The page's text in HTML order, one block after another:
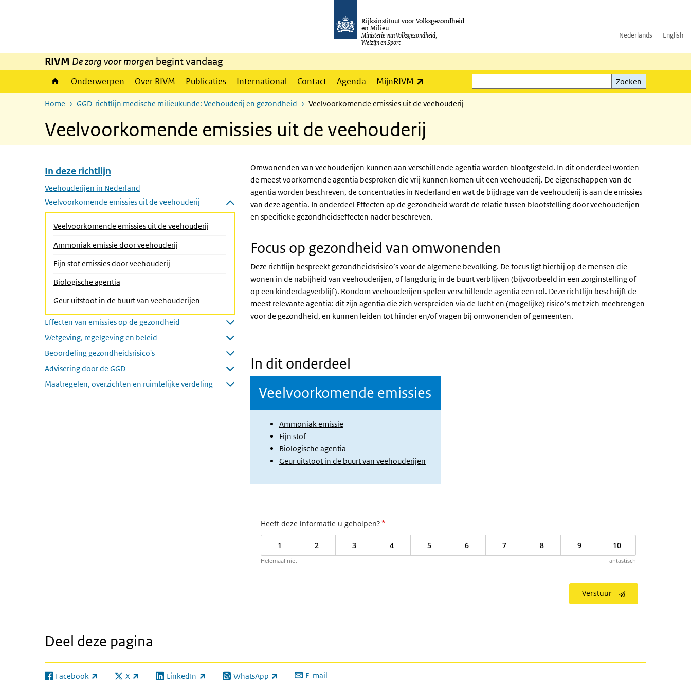
Rijksinstituut voor Volksgezondheid
en Milieu
Ministerie van Volksgezondheid,
Welzijn en Sport
Nederlands English
RIVM De zorg voor morgen begint vandaag
Onderwerpen Over RIVM Publicaties International Contact Agenda MijnRIVM
Zoeken
Zoeken
Home GGD-richtlijn medische milieukunde: Veehouderij en gezondheid Veelvoorkomende emissies uit de veehouderij
Veelvoorkomende emissies uit de veehouderij
Overslaan menu In deze richtlijn
In deze richtlijn
Veehouderijen in Nederland
Veelvoorkomende emissies uit de veehouderij
Submenu sluiten
Veelvoorkomende emissies uit de veehouderij
Ammoniak emissie door veehouderij
Fijn stof emissies door veehouderij
Biologische agentia
Geur uitstoot in de buurt van veehouderijen
Effecten van emissies op de gezondheid
Submenu openen
Wetgeving, regelgeving en beleid
Submenu openen
Beoordeling gezondheidsrisico's
Submenu openen
Advisering door de GGD
Submenu openen
Maatregelen, overzichten en ruimtelijke verdeling
Omwonenden van veehouderijen kunnen aan verschillende agentia worden blootgesteld. In dit onderdeel worden
de meest voorkomende agentia besproken die vrij kunnen komen uit een veehouderij. De eigenschappen van de
agentia worden beschreven, de concentraties in Nederland en wat de bijdrage van de veehouderij is aan de emissies
van deze agentia. In onderdeel Effecten op de gezondheid wordt de relatie tussen blootstelling door veehouderijen
en specifieke gezondheidseffecten nader beschreven.
Focus op gezondheid van omwonenden
Deze richtlijn bespreekt gezondheidsrisico’s voor de algemene bevolking. De focus ligt hierbij op de mensen die
wonen in de nabijheid van veehouderijen, of langdurig in de buurt verblijven (bijvoorbeeld in een zorginstelling of
op een kinderdagverblijf). Rondom veehouderijen spelen verschillende agentia een rol. Deze richtlijn beschrijft de
meest relevante agentia: dit zijn agentia die zich verspreiden via de lucht en (mogelijke) risico’s met zich meebrengen
voor de gezondheid, en kunnen leiden tot hinder en/of vragen bij omwonenden of gemeenten.
In dit onderdeel
Veelvoorkomende emissies
Ammoniak emissie
Fijn stof
Biologische agentia
Geur uitstoot in de buurt van veehouderijen
Heeft deze informatie u geholpen?*
1 2 3 4 5 6 7 8 9 10
Helemaal niet Fantastisch
Verstuur
Deel deze pagina
Facebook
(externe link) X
(externe link) LinkedIn
(externe link) WhatsApp
(externe link) E-mail